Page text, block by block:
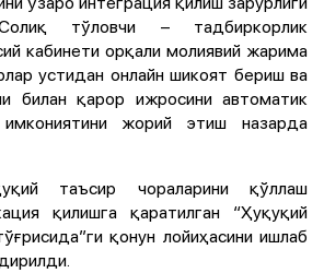
тўловчи – тадбиркорлик
кабинети орқали молиявий жарима
устидан онлайн шикоят бериш ва
билан қарор ижросини автоматик
жорий этиш назарда
таъсир чораларини қўллаш
қилишга қаратилган “Ҳуқуқий
қонун лойиҳасини ишлаб